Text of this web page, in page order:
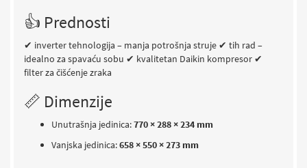
👍 Prednosti
✔ inverter tehnologija – manja potrošnja struje ✔ tih rad –
idealno za spavaću sobu ✔ kvalitetan Daikin kompresor ✔
filter za čišćenje zraka
📏 Dimenzije
Unutrašnja jedinica:770 × 288 × 234 mm
Vanjska jedinica:658 × 550 × 273 mm